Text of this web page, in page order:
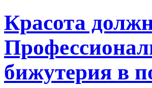
Красота
бижутерия в